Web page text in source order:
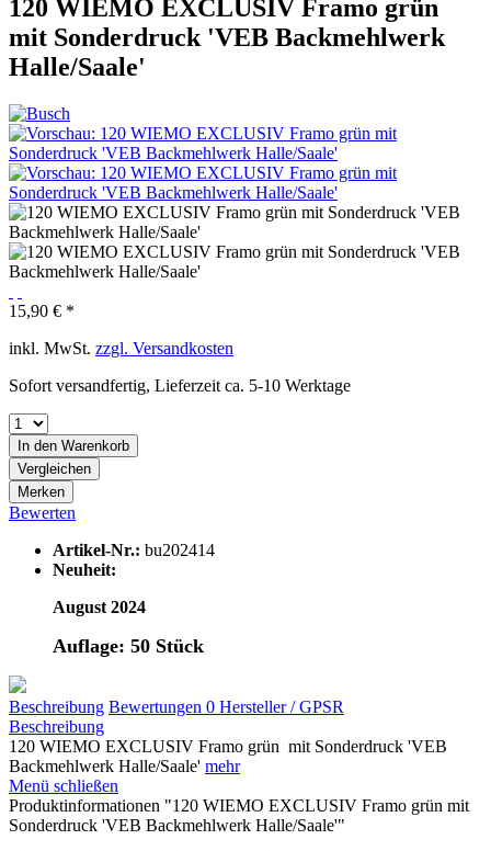
120 WIEMO EXCLUSIV Framo grün
mit Sonderdruck 'VEB Backmehlwerk
Halle/Saale'
15,90 € *
inkl. MwSt. zzgl. Versandkosten
Sofort versandfertig, Lieferzeit ca. 5-10 Werktage
In den Warenkorb
Vergleichen
Merken
Bewerten
Artikel-Nr.: bu202414
Neuheit:
August 2024
Auflage: 50 Stück
Beschreibung Bewertungen 0 Hersteller / GPSR
Beschreibung
120 WIEMO EXCLUSIV Framo grün mit Sonderdruck 'VEB
Backmehlwerk Halle/Saale' mehr
Menü schließen
Produktinformationen "120 WIEMO EXCLUSIV Framo grün mit
Sonderdruck 'VEB Backmehlwerk Halle/Saale'"